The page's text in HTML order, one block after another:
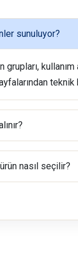
sunuluyor?
nasıl seçilir?